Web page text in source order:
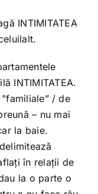
INTIMITATEA
INTIMITATEA.
/ de
– nu mai
la baie.
în relații de
la o parte o